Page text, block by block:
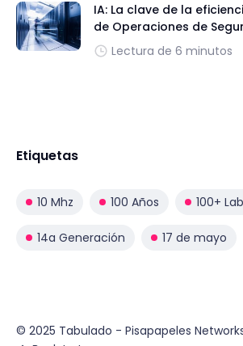
IA: La clave de la
de Operaciones de
Lectura de 6 minutos
Etiquetas
10 Mhz 100 Años 100+
14a Generación 17 de mayo
© 2025 Tabulado - Pisapapeles